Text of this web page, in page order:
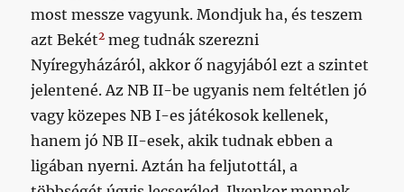
most messze vagyunk. Mondjuk ha, és teszem
azt Bekét2 meg tudnák szerezni
Nyíregyházáról, akkor ő nagyjából ezt a szintet
jelentené. Az NB II-be ugyanis nem feltétlen jó
vagy közepes NB I-es játékosok kellenek,
hanem jó NB II-esek, akik tudnak ebben a
ligában nyerni. Aztán ha feljutottál, a